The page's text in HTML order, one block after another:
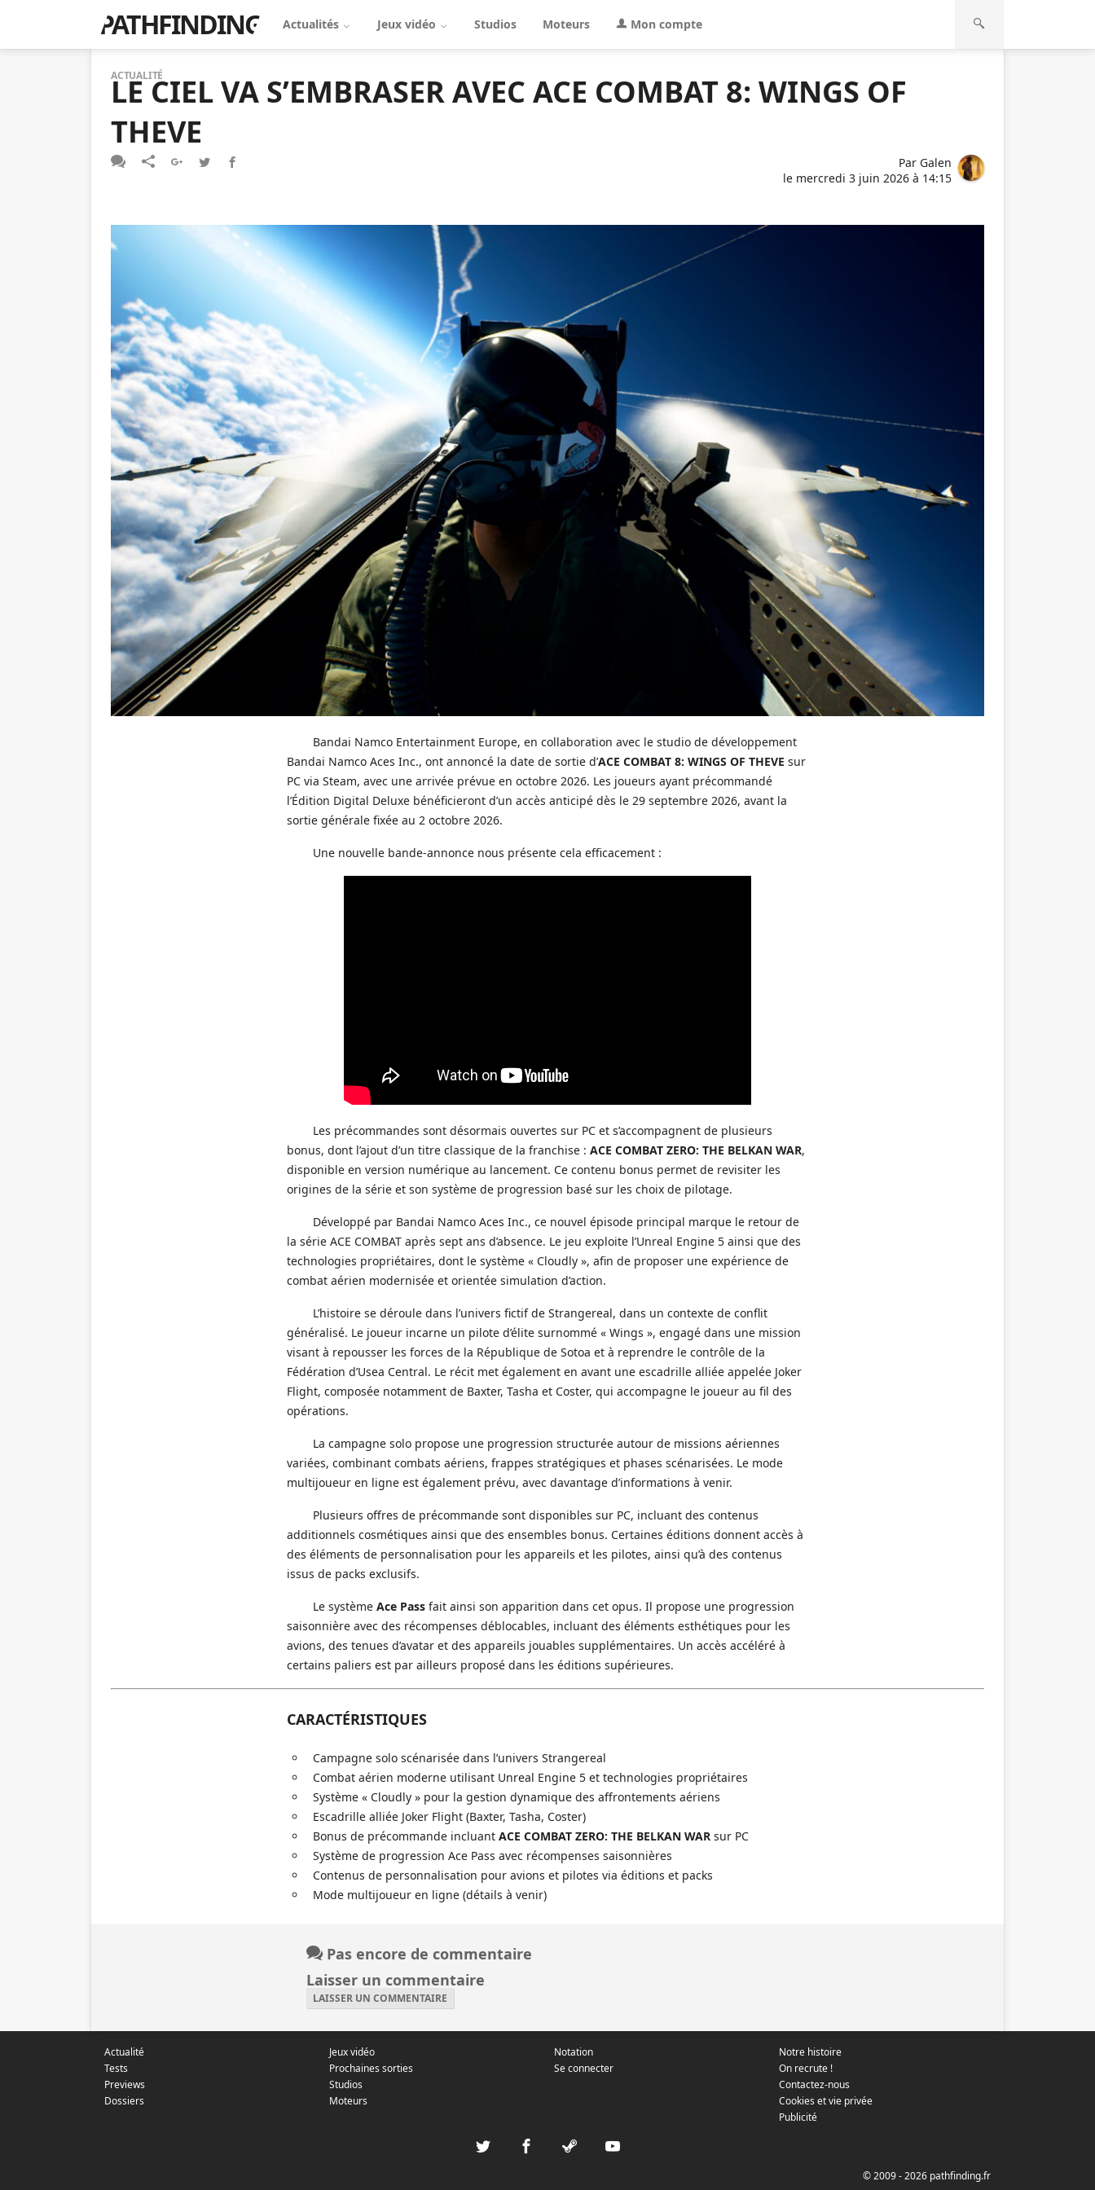
PATHFINDING Actualités Jeux vidéo Studios Moteurs Mon compte
ACTUALITÉ
LE CIEL VA S’EMBRASER AVEC ACE COMBAT 8: WINGS OF
THEVE
Par Galen
le mercredi 3 juin 2026 à 14:15
Bandai Namco Entertainment Europe, en collaboration avec le studio de développement
Bandai Namco Aces Inc., ont annoncé la date de sortie d’ACE COMBAT 8: WINGS OF THEVE sur
PC via Steam, avec une arrivée prévue en octobre 2026. Les joueurs ayant précommandé
l’Édition Digital Deluxe bénéficieront d’un accès anticipé dès le 29 septembre 2026, avant la
sortie générale fixée au 2 octobre 2026.
Une nouvelle bande-annonce nous présente cela efficacement :
Les précommandes sont désormais ouvertes sur PC et s’accompagnent de plusieurs
bonus, dont l’ajout d’un titre classique de la franchise : ACE COMBAT ZERO: THE BELKAN WAR,
disponible en version numérique au lancement. Ce contenu bonus permet de revisiter les
origines de la série et son système de progression basé sur les choix de pilotage.
Développé par Bandai Namco Aces Inc., ce nouvel épisode principal marque le retour de
la série ACE COMBAT après sept ans d’absence. Le jeu exploite l’Unreal Engine 5 ainsi que des
technologies propriétaires, dont le système « Cloudly », afin de proposer une expérience de
combat aérien modernisée et orientée simulation d’action.
L’histoire se déroule dans l’univers fictif de Strangereal, dans un contexte de conflit
généralisé. Le joueur incarne un pilote d’élite surnommé « Wings », engagé dans une mission
visant à repousser les forces de la République de Sotoa et à reprendre le contrôle de la
Fédération d’Usea Central. Le récit met également en avant une escadrille alliée appelée Joker
Flight, composée notamment de Baxter, Tasha et Coster, qui accompagne le joueur au fil des
opérations.
La campagne solo propose une progression structurée autour de missions aériennes
variées, combinant combats aériens, frappes stratégiques et phases scénarisées. Le mode
multijoueur en ligne est également prévu, avec davantage d’informations à venir.
Plusieurs offres de précommande sont disponibles sur PC, incluant des contenus
additionnels cosmétiques ainsi que des ensembles bonus. Certaines éditions donnent accès à
des éléments de personnalisation pour les appareils et les pilotes, ainsi qu’à des contenus
issus de packs exclusifs.
Le système Ace Pass fait ainsi son apparition dans cet opus. Il propose une progression
saisonnière avec des récompenses déblocables, incluant des éléments esthétiques pour les
avions, des tenues d’avatar et des appareils jouables supplémentaires. Un accès accéléré à
certains paliers est par ailleurs proposé dans les éditions supérieures.
CARACTÉRISTIQUES
Campagne solo scénarisée dans l’univers Strangereal
Combat aérien moderne utilisant Unreal Engine 5 et technologies propriétaires
Système « Cloudly » pour la gestion dynamique des affrontements aériens
Escadrille alliée Joker Flight (Baxter, Tasha, Coster)
Bonus de précommande incluant ACE COMBAT ZERO: THE BELKAN WAR sur PC
Système de progression Ace Pass avec récompenses saisonnières
Contenus de personnalisation pour avions et pilotes via éditions et packs
Mode multijoueur en ligne (détails à venir)
Pas encore de commentaire
Laisser un commentaire
LAISSER UN COMMENTAIRE
Actualité
Tests
Previews
Dossiers
Jeux vidéo
Prochaines sorties
Studios
Moteurs
Notation
Se connecter
Notre histoire
On recrute !
Contactez-nous
Cookies et vie privée
Publicité
© 2009 - 2026 pathfinding.fr